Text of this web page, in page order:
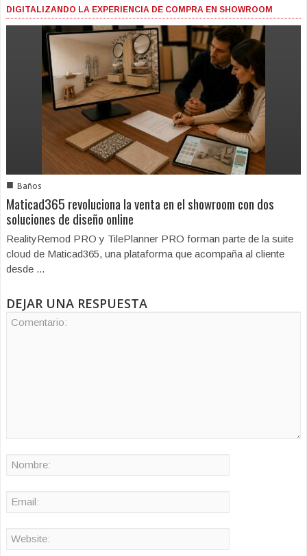
DIGITALIZANDO LA EXPERIENCIA DE COMPRA EN SHOWROOM
■ Baños
Maticad365 revoluciona la venta en el showroom con dos
soluciones de diseño online
RealityRemod PRO y TilePlanner PRO forman parte de la suite
cloud de Maticad365, una plataforma que acompaña al cliente
desde ...
DEJAR UNA RESPUESTA